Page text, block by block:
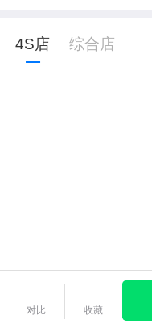
4S店 综合店
对比 收藏